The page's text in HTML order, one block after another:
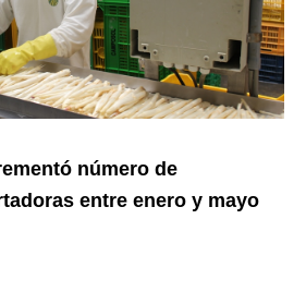
número de
entre enero y mayo